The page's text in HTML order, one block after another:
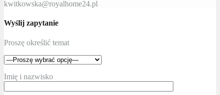
kwitkowska@royalhome24.pl
Wyślij zapytanie
Proszę określić temat
Imię i nazwisko